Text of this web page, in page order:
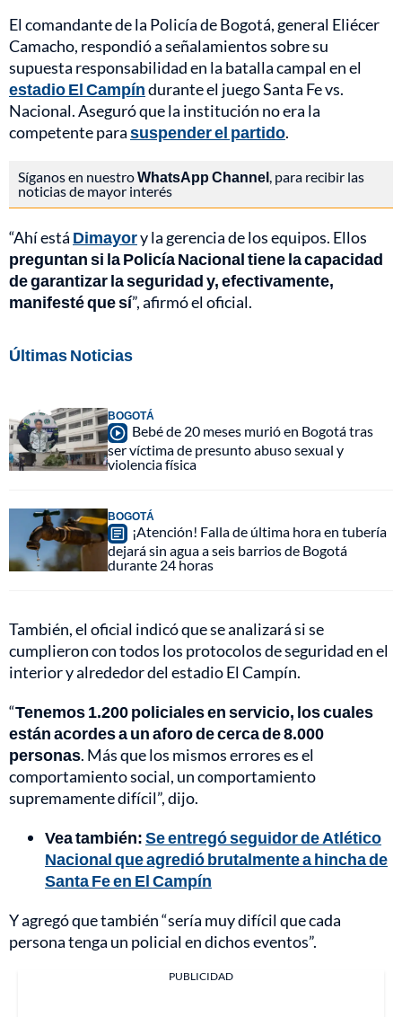
El comandante de la Policía de Bogotá, general Eliécer
Camacho, respondió a señalamientos sobre su
supuesta responsabilidad en la batalla campal en el
estadio El Campíndurante el juego Santa Fe vs.
Nacional. Aseguró que la institución no era la
competente parasuspender el partido.
Síganos en nuestroWhatsApp Channel , para recibir las
noticias de mayor interés
“Ahí está Dimayory la gerencia de los equipos. Ellos
preguntan si la Policía Nacional tiene la capacidad
de garantizar la seguridad y, efectivamente,
manifesté que sí”, afirmó el oficial.
Últimas Noticias
BOGOTÁ
Bebé de 20 meses murió en Bogotá tras
ser víctima de presunto abuso sexual y
violencia física
BOGOTÁ
¡Atención! Falla de última hora en tubería
dejará sin agua a seis barrios de Bogotá
durante 24 horas
También, el oficial indicó que se analizará si se
cumplieron con todos los protocolos de seguridad en el
interior y alrededor del estadio El Campín.
“Tenemos 1.200 policiales en servicio, los cuales
están acordes a un aforo de cerca de 8.000
personas. Más que los mismos errores es el
comportamiento social, un comportamiento
supremamente difícil”, dijo.
Vea también:Se entregó seguidor de Atlético
Nacional que agredió brutalmente a hincha de
Santa Fe en El Campín
Y agregó que también “sería muy difícil que cada
persona tenga un policial en dichos eventos”.
PUBLICIDAD